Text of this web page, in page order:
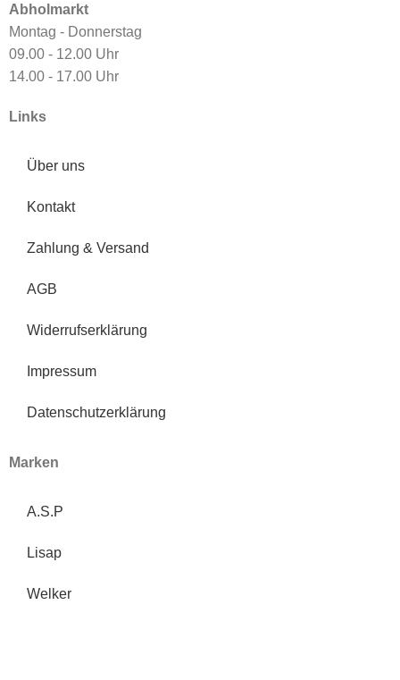
Abholmarkt
Montag - Donnerstag
09.00 - 12.00 Uhr
14.00 - 17.00 Uhr
Links
Über uns
Kontakt
Zahlung & Versand
AGB
Widerrufserklärung
Impressum
Datenschutzerklärung
Marken
A.S.P
Lisap
Welker